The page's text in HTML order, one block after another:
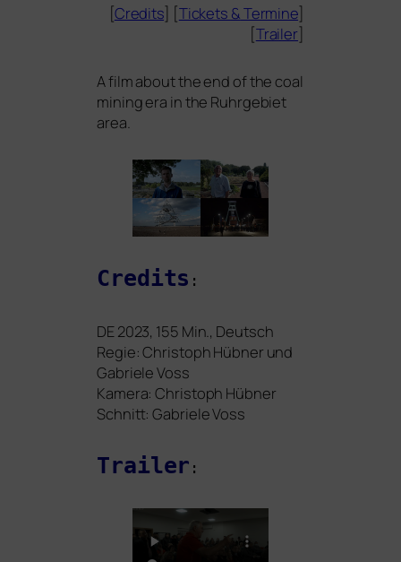
[Credits] [Tickets &Termine]
[Trailer]
A film about the end of the coal
mining era in the Ruhrgebiet
area.
Credits :
DE2023, 155 Min., Deutsch
Regie: Christoph Hübner und
Gabriele Voss
Kamera: Christoph Hübner
Schnitt: Gabriele Voss
Trailer :